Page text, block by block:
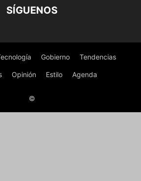
SÍGUENOS
Gobierno Tendencias
Opinión Estilo Agenda
©